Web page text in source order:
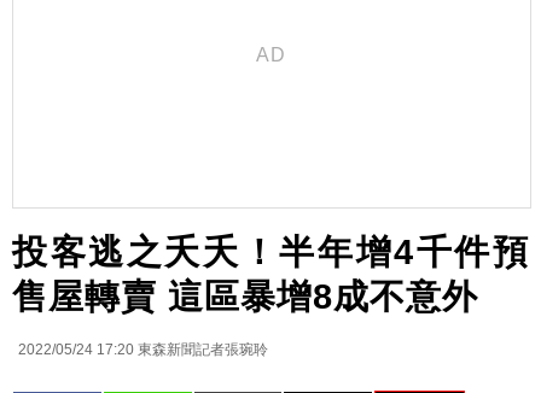
投客逃之夭夭！半年增4千件預
售屋轉賣 這區暴增8成不意外
2022/05/24 17:20 東森新聞記者張琬聆